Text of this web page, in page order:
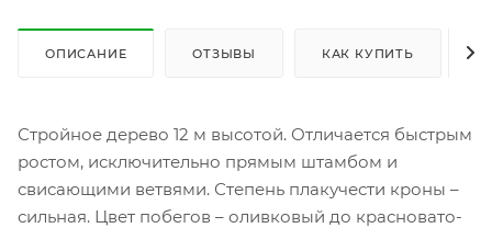
ОПИСАНИЕ ОТЗЫВЫ КАК КУПИТЬ
Стройное дерево 12 м высотой. Отличается быстрым
ростом, исключительно прямым штамбом и
свисающими ветвями. Степень плакучести кроны –
сильная. Цвет побегов – оливковый до красновато-